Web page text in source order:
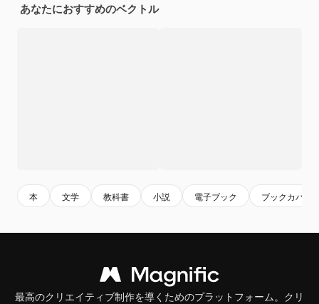
あなたにおすすめのベクトル
本 文学 教科書 小説 電子ブック ブックカバー
最高のクリエイティブ制作を導くためのプラットフォーム。クリ